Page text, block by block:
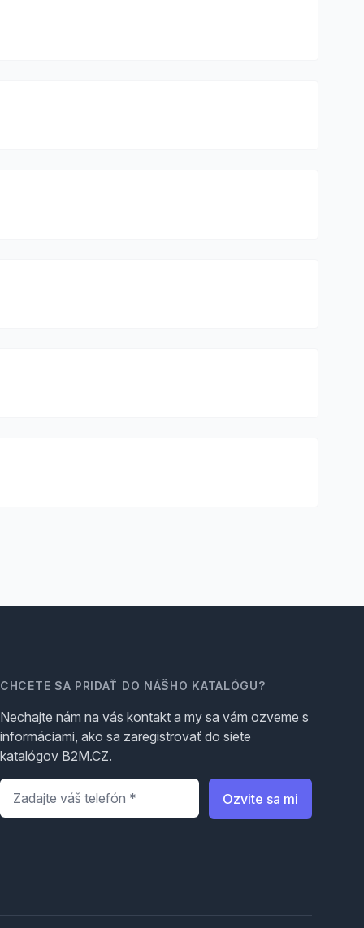
CHCETE SA PRIDAŤ DO NÁŠHO KATALÓGU?
Nechajte nám na vás kontakt a my sa vám ozveme s
informáciami, ako sa zaregistrovať do siete
katalógov B2M.CZ.
Telefón
Ozvite sa mi